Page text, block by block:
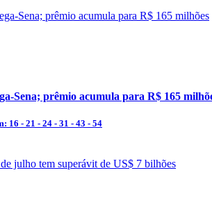
Sena; prêmio acumula para R$ 165
16 - 21 - 24 - 31 - 43 - 54